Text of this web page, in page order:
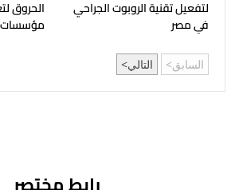
لتفعيل تقنية الروبوت الجراحي
في مصر
الحروق
مؤسسات
السابق التالي